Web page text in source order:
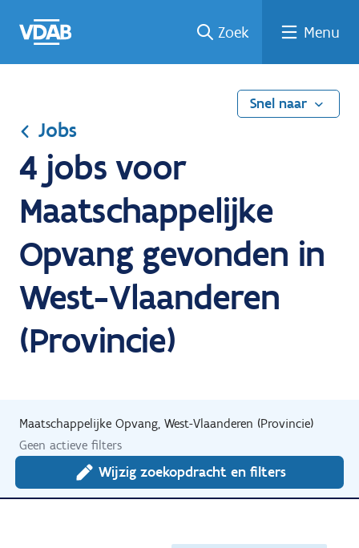
naar
een
een
job
naar
Zoek Menu
Snel naar
Jobs
4 jobs voor
Maatschappelijke
Opvang gevonden in
West-Vlaanderen
(Provincie)
Maatschappelijke Opvang, West-Vlaanderen (Provincie)
Geen actieve filters
Wijzig zoekopdracht en filters